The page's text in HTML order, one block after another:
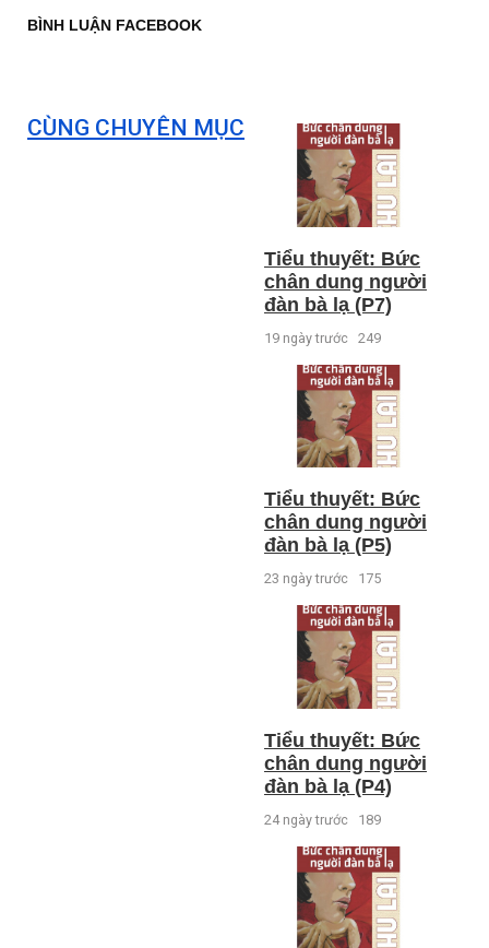
BÌNH LUẬN FACEBOOK
CÙNG CHUYÊN MỤC
Tiểu thuyết: Bức
chân dung người
đàn bà lạ (P7)
19 ngày trước 249
Tiểu thuyết: Bức
chân dung người
đàn bà lạ (P5)
23 ngày trước 175
Tiểu thuyết: Bức
chân dung người
đàn bà lạ (P4)
24 ngày trước 189